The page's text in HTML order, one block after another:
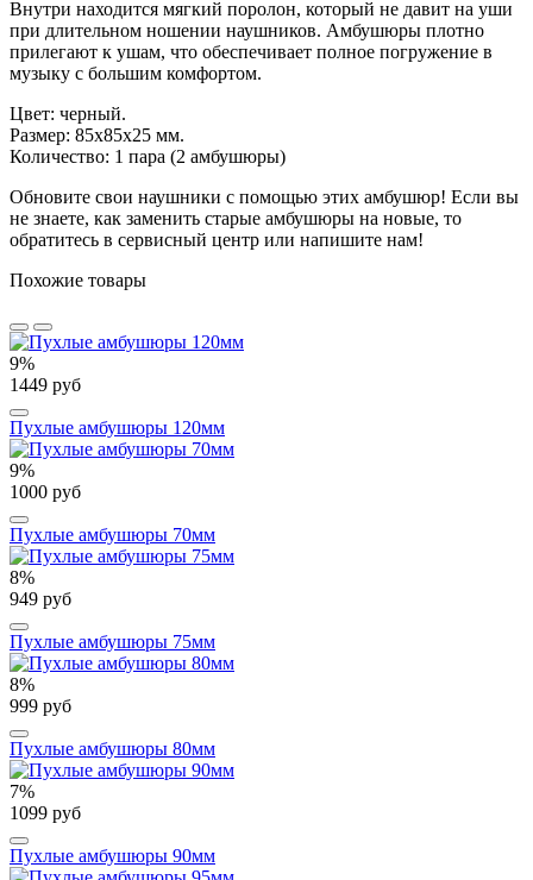
Внутри находится мягкий поролон, который не давит на уши
при длительном ношении наушников. Амбушюры плотно
прилегают к ушам, что обеспечивает полное погружение в
музыку с большим комфортом.
Цвет: черный.
Размер: 85х85х25 мм.
Количество: 1 пара (2 амбушюры)
Обновите свои наушники с помощью этих амбушюр! Если вы
не знаете, как заменить старые амбушюры на новые, то
обратитесь в сервисный центр или напишите нам!
Похожие товары
9%
1449 руб
Пухлые амбушюры 120мм
9%
1000 руб
Пухлые амбушюры 70мм
8%
949 руб
Пухлые амбушюры 75мм
8%
999 руб
Пухлые амбушюры 80мм
7%
1099 руб
Пухлые амбушюры 90мм